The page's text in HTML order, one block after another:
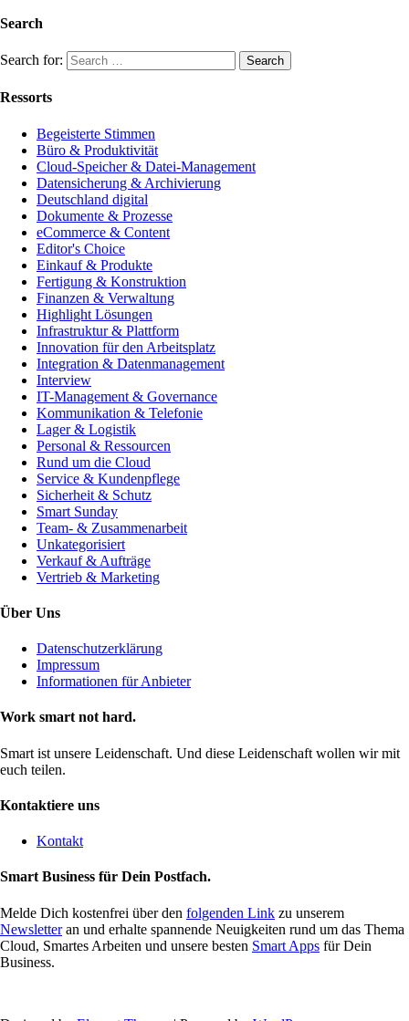
Search
Search for:
Ressorts
Begeisterte Stimmen
Büro & Produktivität
Cloud-Speicher & Datei-Management
Datensicherung & Archivierung
Deutschland digital
Dokumente & Prozesse
eCommerce & Content
Editor's Choice
Einkauf & Produkte
Fertigung & Konstruktion
Finanzen & Verwaltung
Highlight Lösungen
Infrastruktur & Plattform
Innovation für den Arbeitsplatz
Integration & Datenmanagement
Interview
IT-Management & Governance
Kommunikation & Telefonie
Lager & Logistik
Personal & Ressourcen
Rund um die Cloud
Service & Kundenpflege
Sicherheit & Schutz
Smart Sunday
Team- & Zusammenarbeit
Unkategorisiert
Verkauf & Aufträge
Vertrieb & Marketing
Über Uns
Datenschutzerklärung
Impressum
Informationen für Anbieter
Work smart not hard.
Smart ist unsere Leidenschaft. Und diese Leidenschaft wollen wir mit
euch teilen.
Kontaktiere uns
Kontakt
Smart Business für Dein Postfach.
Melde Dich kostenfrei über den folgenden Link zu unserem
Newsletteran und erhalte spannende Neuigkeiten rund um das Thema
Cloud, Smartes Arbeiten und unsere besten Smart Apps für Dein
Business.